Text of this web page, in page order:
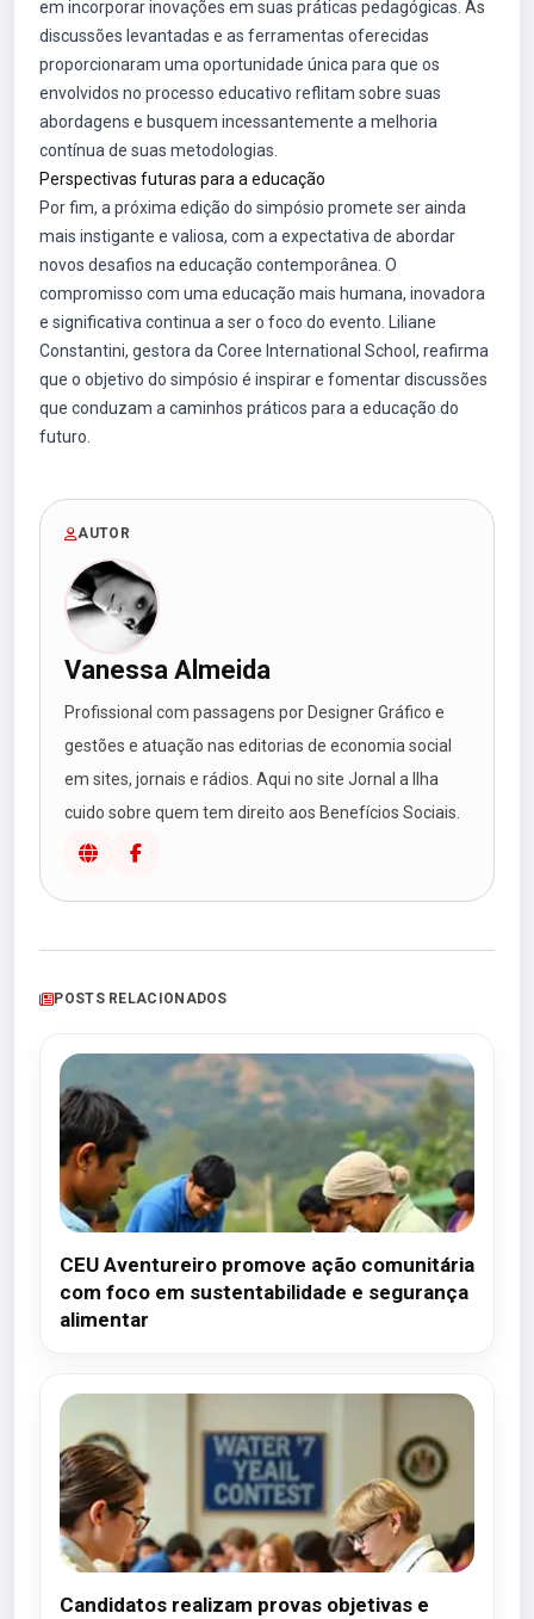
em incorporar inovações em suas práticas pedagógicas. As
discussões levantadas e as ferramentas oferecidas
proporcionaram uma oportunidade única para que os
envolvidos no processo educativo reflitam sobre suas
abordagens e busquem incessantemente a melhoria
contínua de suas metodologias.
Perspectivas futuras para a educação
Por fim, a próxima edição do simpósio promete ser ainda
mais instigante e valiosa, com a expectativa de abordar
novos desafios na educação contemporânea. O
compromisso com uma educação mais humana, inovadora
e significativa continua a ser o foco do evento. Liliane
Constantini, gestora da Coree International School, reafirma
que o objetivo do simpósio é inspirar e fomentar discussões
que conduzam a caminhos práticos para a educação do
futuro.
AUTOR
Vanessa Almeida
Profissional com passagens por Designer Gráfico e
gestões e atuação nas editorias de economia social
em sites, jornais e rádios. Aqui no site Jornal a Ilha
cuido sobre quem tem direito aos Benefícios Sociais.
POSTS RELACIONADOS
CEU Aventureiro promove ação comunitária
com foco em sustentabilidade e segurança
alimentar
Candidatos realizam provas objetivas e